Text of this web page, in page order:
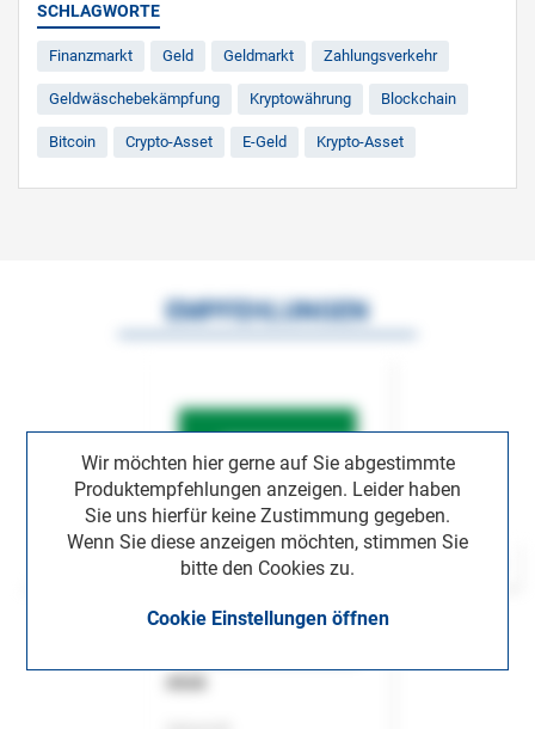
SCHLAGWORTE
Finanzmarkt Geld Geldmarkt Zahlungsverkehr
Geldwäschebekämpfung Kryptowährung Blockchain
Bitcoin Crypto-Asset E-Geld Krypto-Asset
Wir möchten hier gerne auf Sie abgestimmte
Produktempfehlungen anzeigen. Leider haben
Sie uns hierfür keine Zustimmung gegeben.
Wenn Sie diese anzeigen möchten, stimmen Sie
bitte den Cookies zu.
Cookie Einstellungen öffnen
EMPFEHLUNGEN